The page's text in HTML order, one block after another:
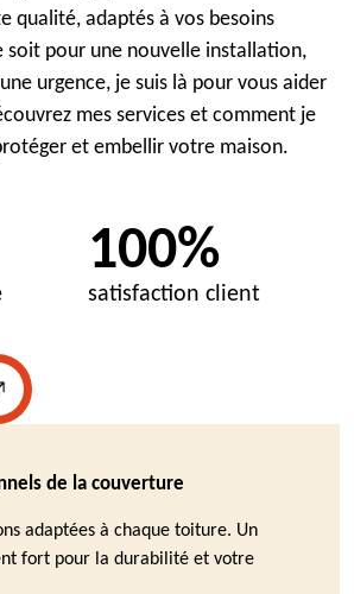
qualité, adaptés à vos besoins
soit pour une nouvelle installation,
urgence, je suis là pour vous aider
mes services et comment je
et embellir votre maison.
100%
satisfaction client
de la couverture
adaptées à chaque toiture. Un
fort pour la durabilité et votre